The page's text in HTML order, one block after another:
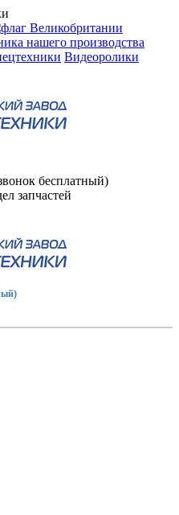
нашего производства
Видеоролики
бесплатный)
запчастей